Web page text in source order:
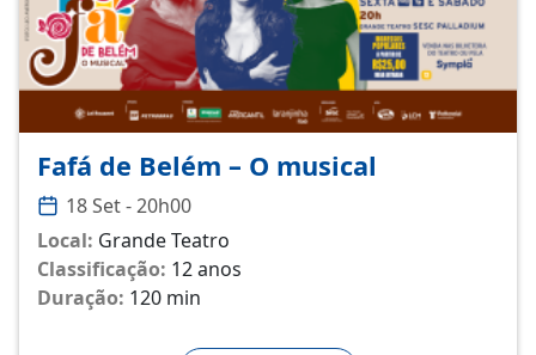
Fafá de Belém – O musical
18 Set - 20h00
Local: Grande Teatro
Classificação: 12 anos
Duração: 120 min